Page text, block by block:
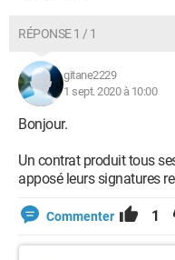
RÉPONSE 1 / 1
gitane2229
1 sept. 2020 à 10:00
Bonjour.
Un contrat produit tous
apposé leurs signatures
Commenter 1